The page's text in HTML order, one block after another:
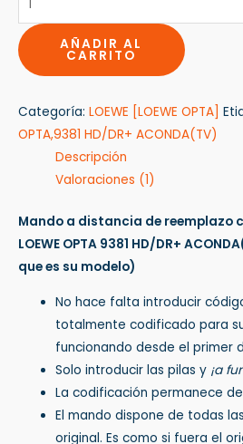
AÑADIR AL
CARRITO
Categoría: LOEWE [LOEWE OPTA]
OPTA,9381 HD/DR+ ACONDA(TV)
Descripción
Valoraciones (1)
Mando a distancia de reemplazo
LOEWE OPTA 9381 HD/DR+
que es su modelo)
No hace falta introducir
totalmente codificado para
funcionando desde el primer
Solo introducir las pilas y ¡a
La codificación permanece
El mando dispone de todas
original. Es como si fuera el